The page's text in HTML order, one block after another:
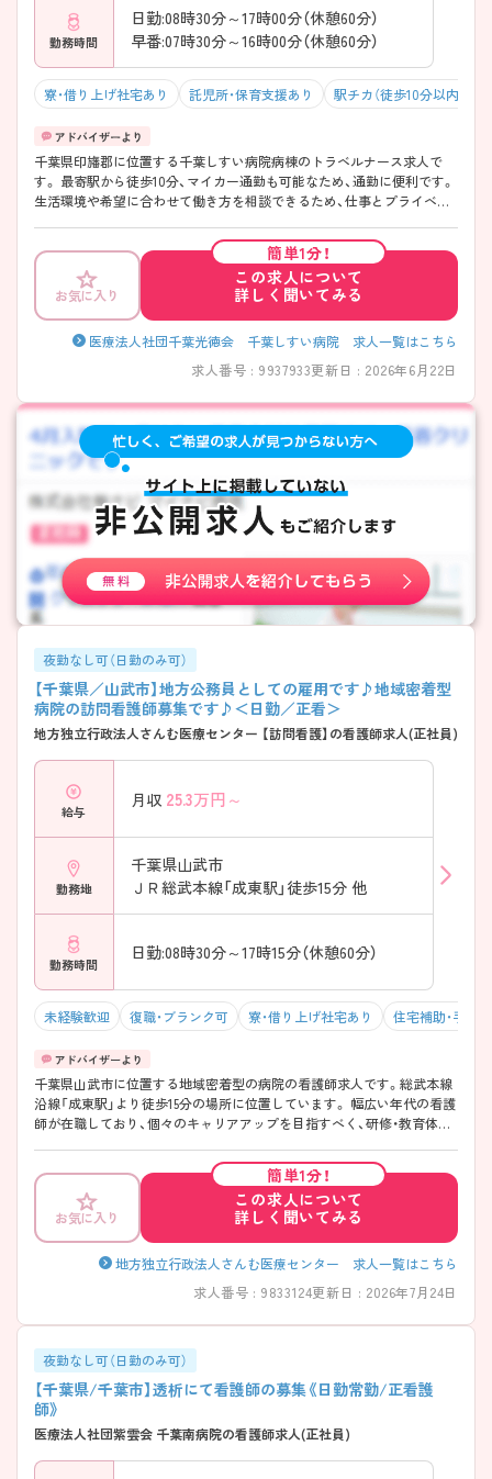
勤務時間
日勤:08時30分～17時00分（休憩60分）
早番:07時30分～16時00分（休憩60分）
寮・借り上げ社宅あり 託児所・保育支援あり 駅チカ（徒歩10分以内）
千葉県印旛郡に位置する千葉しすい病院病棟のトラベルナース求人で
す。 最寄駅から徒歩10分、マイカー通勤も可能なため、通勤に便利です。
生活環境や希望に合わせて働き方を相談できるため、仕事とプライベー
り組んでおり、他職種との連携も取れる、雰囲気の良い環境です。 ご興味
のある方には、面接対策ポイントなどさらに詳細をお話いたしますので、
お気軽にご相談ください。
お気に入り
簡単1分！
この求人について
詳しく聞いてみる
医療法人社団千葉光徳会 千葉しすい病院 求人一覧はこちら
求人番号 : 9937933更新日 : 2026年6月22日
夜勤なし可（日勤のみ可）
【千葉県／山武市】地方公務員としての雇用です♪地域密着型
病院の訪問看護師募集です♪＜日勤／正看＞
地方独立行政法人さんむ医療センター 【訪問看護】の看護師求人(正社員)
給与
月収 25.3万円～
勤務地
千葉県山武市
ＪＲ総武本線「成東駅」徒歩15分 他
勤務時間
日勤:08時30分～17時15分（休憩60分）
未経験歓迎 復職・ブランク可 寮・借り上げ社宅あり 住宅補助・手当
千葉県山武市に位置する地域密着型の病院の看護師求人です。総武本線
沿線「成東駅」より徒歩15分の場所に位置しています。 幅広い年代の看護
師が在職しており、個々のキャリアアップを目指すべく、研修・教育体制
や寮を保有するなど、福利厚生も充実しています。 ご興味のある方には、
面接対策ポイントなどさらに詳細をお話いたしますので、お気軽にご相
談ください。
お気に入り
簡単1分！
この求人について
詳しく聞いてみる
地方独立行政法人さんむ医療センター 求人一覧はこちら
求人番号 : 9833124更新日 : 2026年7月24日
夜勤なし可（日勤のみ可）
【千葉県/千葉市】透析にて看護師の募集《日勤常勤/正看護
師》
医療法人社団紫雲会 千葉南病院の看護師求人(正社員)